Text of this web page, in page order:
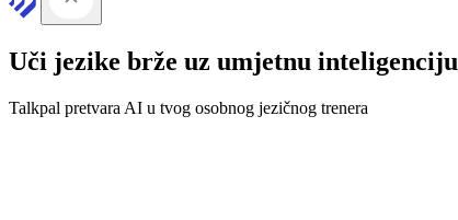
Uči jezike brže uz umjetnu inteligenciju
Talkpal pretvara AI u tvog osobnog jezičnog trenera